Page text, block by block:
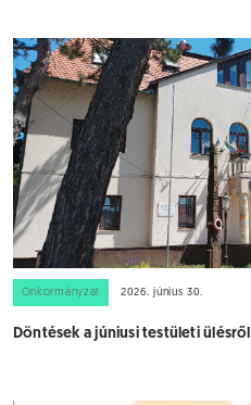
Önkormányzat 2026. június 30.
Döntések a júniusi testületi ülésről